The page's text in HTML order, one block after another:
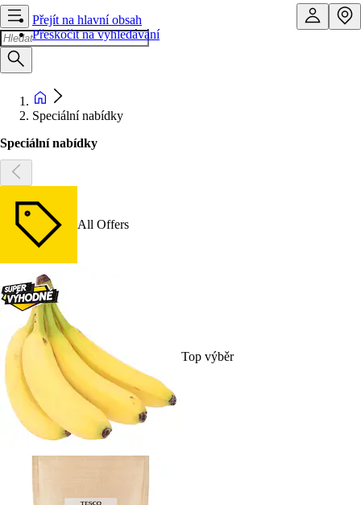
Přejít na hlavní obsah
Přeskočit na vyhledávání
Speciální nabídky
Speciální nabídky
All Offers
Top výběr